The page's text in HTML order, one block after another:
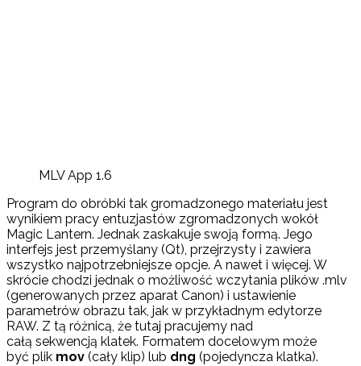
MLV App 1.6
Program do obróbki tak gromadzonego materiału jest
wynikiem pracy entuzjastów zgromadzonych wokół
Magic Lantern. Jednak zaskakuje swoją formą. Jego
interfejs jest przemyślany (Qt), przejrzysty i zawiera
wszystko najpotrzebniejsze opcje. A nawet i więcej. W
skrócie chodzi jednak o możliwość wczytania plików .mlv
(generowanych przez aparat Canon) i ustawienie
parametrów obrazu tak, jak w przykładnym edytorze
RAW. Z tą różnicą, że tutaj pracujemy nad
całą sekwencją klatek. Formatem docelowym może
być plik mov (cały klip) lub dng (pojedyncza klatka).